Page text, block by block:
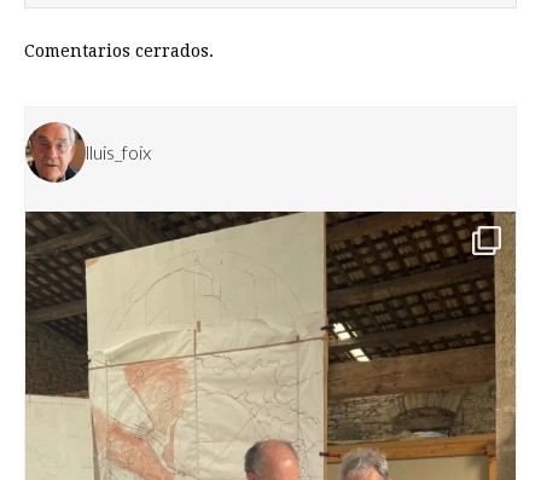
Comentarios cerrados.
lluis_foix